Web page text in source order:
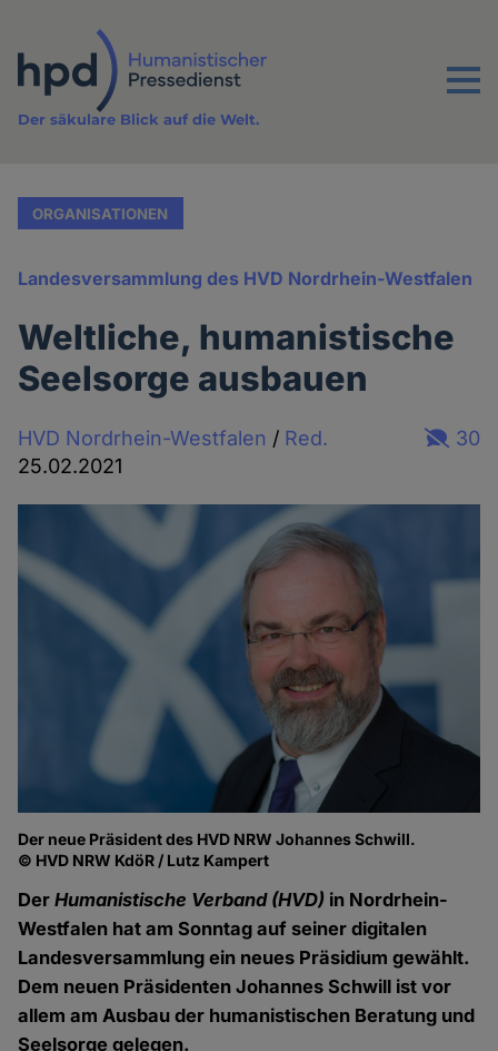
Inhalt
Menu
Der säkulare Blick auf die Welt.
ORGANISATIONEN
Landesversammlung des HVD Nordrhein-Westfalen
Weltliche, humanistische
Seelsorge ausbauen
HVD Nordrhein-Westfalen / Red.
25.02.2021
30
Der neue Präsident des HVD NRW Johannes Schwill.
© HVD NRW KdöR / Lutz Kampert
DerHumanistische Verband (HVD) in Nordrhein-
Westfalen hat am Sonntag auf seiner digitalen
Landesversammlung ein neues Präsidium gewählt.
Dem neuen Präsidenten Johannes Schwill ist vor
allem am Ausbau der humanistischen Beratung und
Seelsorge gelegen.